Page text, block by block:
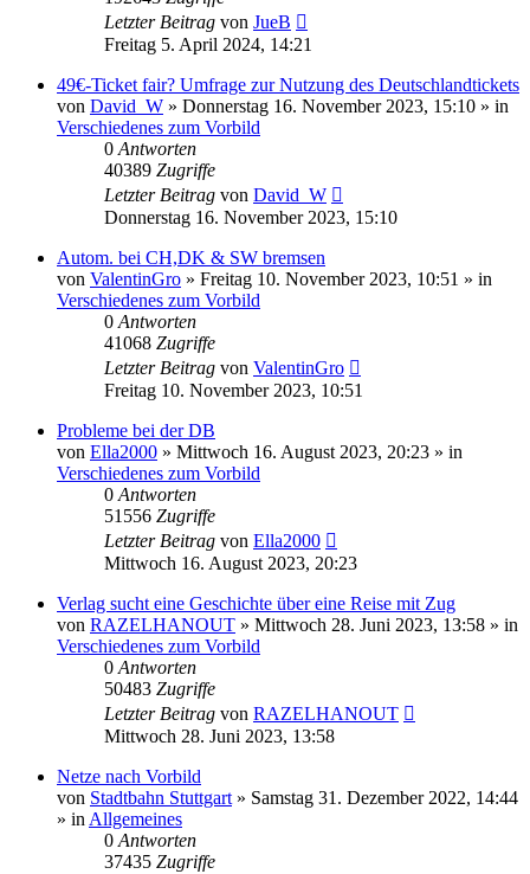
Letzter Beitrag von JueB
Freitag 5. April 2024, 14:21
49€-Ticket fair? Umfrage zur Nutzung des Deutschlandtickets
von David_W » Donnerstag 16. November 2023, 15:10 » in
Verschiedenes zum Vorbild
0 Antworten
40389 Zugriffe
Letzter Beitrag von David_W
Donnerstag 16. November 2023, 15:10
Autom. bei CH,DK & SW bremsen
von ValentinGro » Freitag 10. November 2023, 10:51 » in
Verschiedenes zum Vorbild
0 Antworten
41068 Zugriffe
Letzter Beitrag von ValentinGro
Freitag 10. November 2023, 10:51
Probleme bei der DB
von Ella2000 » Mittwoch 16. August 2023, 20:23 » in
Verschiedenes zum Vorbild
0 Antworten
51556 Zugriffe
Letzter Beitrag von Ella2000
Mittwoch 16. August 2023, 20:23
Verlag sucht eine Geschichte über eine Reise mit Zug
von RAZELHANOUT » Mittwoch 28. Juni 2023, 13:58 » in
Verschiedenes zum Vorbild
0 Antworten
50483 Zugriffe
Letzter Beitrag von RAZELHANOUT
Mittwoch 28. Juni 2023, 13:58
Netze nach Vorbild
von Stadtbahn Stuttgart » Samstag 31. Dezember 2022, 14:44
» in Allgemeines
0 Antworten
37435 Zugriffe